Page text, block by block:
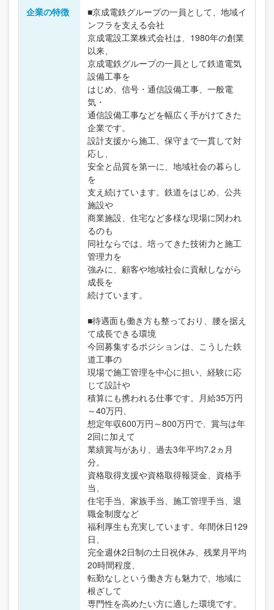
企業の特徴
■京成電鉄グループの一員として、地域イ
ンフラを支える会社
京成電設工業株式会社は、1980年の創業
以来、
京成電鉄グループの一員として鉄道電気
設備工事を
はじめ、信号・通信設備工事、一般電
気・
通信設備工事などを幅広く手がけてきた
企業です。
設計支援から施工、保守まで一貫して対
応し、
安全と品質を第一に、地域社会の暮らし
を
支え続けています。鉄道をはじめ、公共
施設や
商業施設、住宅など多様な現場に関われ
るのも
同社ならでは。培ってきた技術力と施工
管理力を
強みに、顧客や地域社会に貢献しながら
成長を
続けています。
■待遇面も働き方も整っており、腰を据え
て成長できる環境
今回募集するポジションは、こうした鉄
道工事の
現場で施工管理を中心に担い、経験に応
じて設計や
積算にも携われる仕事です。月給35万円
～40万円、
想定年収600万円～800万円で、賞与は年
2回に加えて
業績賞与があり、過去3年平均7.2ヵ月
分。
資格取得支援や資格取得報奨金、資格手
当、
住宅手当、家族手当、施工管理手当、退
職金制度など
福利厚生も充実しています。年間休日129
日、
完全週休2日制の土日祝休み、残業月平均
20時間程度、
転勤なしという働き方も魅力で、地域に
根ざして
専門性を高めたい方に適した環境です。